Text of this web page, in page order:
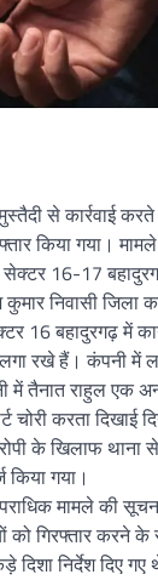
से कार्रवाई
किया गया।
सेक्टर 16-17
निवासी जिला
16 बहादुरगढ़ में
लगा रखे हैं। कंपनी में
में तैनात राहुल एक
चोरी करता दिखाई
के खिलाफ थाना
किया गया।
मामले की
को गिरफ्तार करने
दिशा निर्देश दिए